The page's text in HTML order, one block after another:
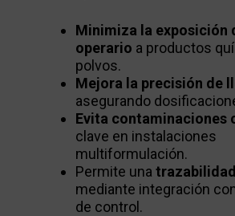
Minimiza la exposición
operario a productos
polvos.
Mejora la precisión de
asegurando
Evita contaminaciones
clave en instalaciones
multiformulación.
Permite una
mediante integración
de control.